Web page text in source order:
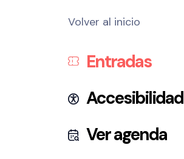
Volver al inicio
Entradas
Accesibilidad
Ver agenda